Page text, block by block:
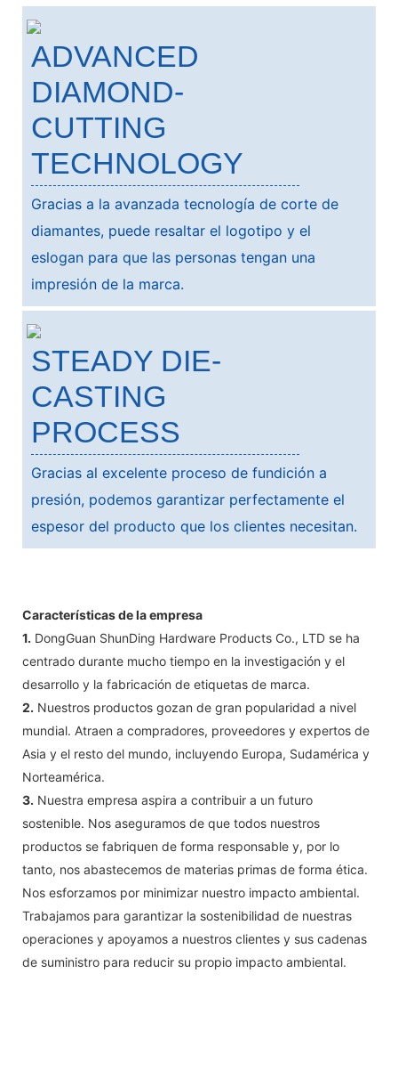
ADVANCED
DIAMOND-
CUTTING
TECHNOLOGY
Gracias a la avanzada tecnología de corte de
diamantes, puede resaltar el logotipo y el
eslogan para que las personas tengan una
impresión de la marca.
STEADY DIE-
CASTING
PROCESS
Gracias al excelente proceso de fundición a
presión, podemos garantizar perfectamente el
espesor del producto que los clientes necesitan.
Características de la empresa
1. DongGuan ShunDing Hardware Products Co., LTD se ha
centrado durante mucho tiempo en la investigación y el
desarrollo y la fabricación de etiquetas de marca.
2. Nuestros productos gozan de gran popularidad a nivel
mundial. Atraen a compradores, proveedores y expertos de
Asia y el resto del mundo, incluyendo Europa, Sudamérica y
Norteamérica.
3. Nuestra empresa aspira a contribuir a un futuro
sostenible. Nos aseguramos de que todos nuestros
productos se fabriquen de forma responsable y, por lo
tanto, nos abastecemos de materias primas de forma ética.
Nos esforzamos por minimizar nuestro impacto ambiental.
Trabajamos para garantizar la sostenibilidad de nuestras
operaciones y apoyamos a nuestros clientes y sus cadenas
de suministro para reducir su propio impacto ambiental.